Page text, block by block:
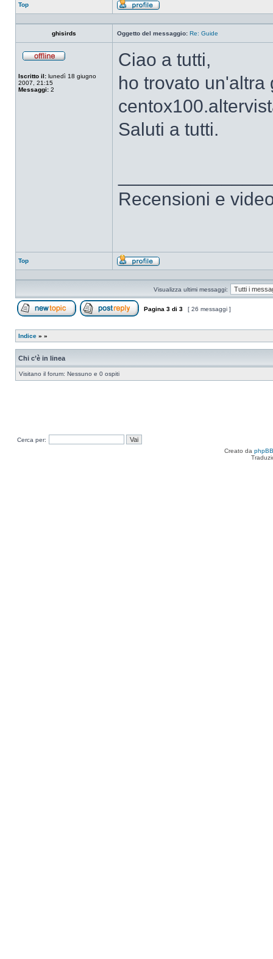
Top
Profilo
ghisirds Oggetto del messaggio: Re: Guide
Iscritto il: lunedì 18 giugno
2007, 21:15
Messaggi: 2
Ciao a tutti,
ho trovato un'altra
Saluti a tutti.
Recensioni e
Top
Profilo
Visualizza ultimi messaggi:
Pagina 3 di 3 [ 26 messaggi ]
Indice » »
Chi c’è in linea
Visitano il forum: Nessuno e 0 ospiti
Cerca per:
Creato da phpBB